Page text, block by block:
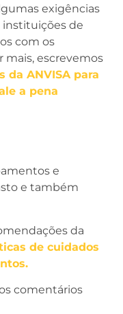
exigências
instituições de
com os
mais, escrevemos
da ANVISA para
a pena
e
e também
da
de cuidados
comentários